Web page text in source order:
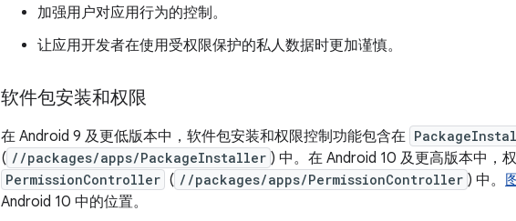
加强用户对应用行为的控制。
让应用开发者在使用受权限保护的私人数据时更加谨慎。
软件包安装和权限
在 Android 9 及更低版本中，软件包安装和权限控制功能包含在
( //packages/apps/PackageInstaller ) 中。在 Android 10 及更高版本中，
PermissionController ( //packages/apps/PermissionController ) 中。
Android 10 中的位置。